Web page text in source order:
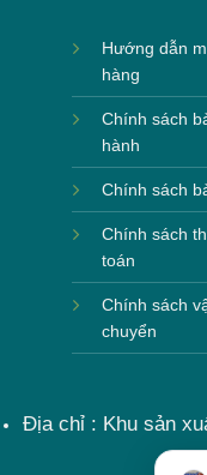
Hướng dẫn
hàng
Chính sách
hành
Chính sách
Chính sách
toán
Chính sách
chuyển
Địa chỉ : Khu sản